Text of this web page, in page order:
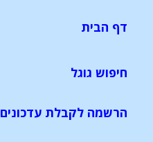
דף הבית
חיפוש גוגל
הרשמה לקבלת עדכונים